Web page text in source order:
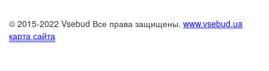
© 2015-2022 Vsebud Все права защищены. www.vsebud.ua
карта сайта